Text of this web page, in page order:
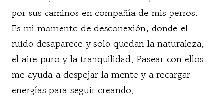
por sus caminos en compañía de mis perros.
Es mi momento de desconexión, donde el
ruido desaparece y solo quedan la naturaleza,
el aire puro y la tranquilidad. Pasear con ellos
me ayuda a despejar la mente y a recargar
energías para seguir creando.